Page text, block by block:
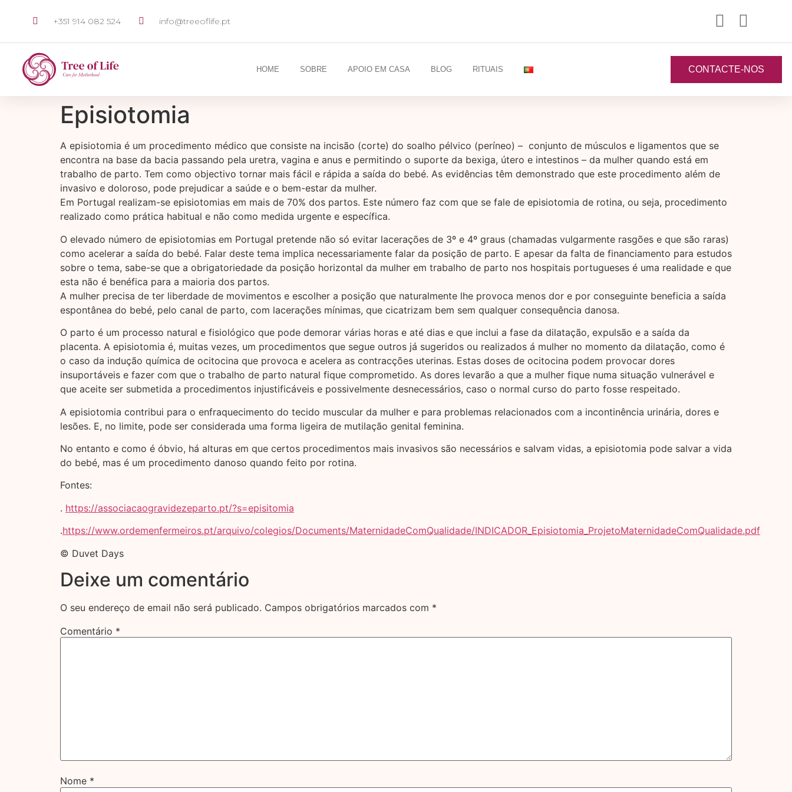
+351 914 082 524 info@treeoflife.pt
HOME SOBRE APOIO EM CASA BLOG RITUAIS CONTACTE-NOS
Episiotomia
A episiotomia é um procedimento médico que consiste na incisão (corte) do soalho pélvico (períneo) – conjunto de músculos e ligamentos que se
encontra na base da bacia passando pela uretra, vagina e anus e permitindo o suporte da bexiga, útero e intestinos – da mulher quando está em
trabalho de parto. Tem como objectivo tornar mais fácil e rápida a saída do bebé. As evidências têm demonstrado que este procedimento além de
invasivo e doloroso, pode prejudicar a saúde e o bem-estar da mulher.
Em Portugal realizam-se episiotomias em mais de 70% dos partos. Este número faz com que se fale de episiotomia de rotina, ou seja, procedimento
realizado como prática habitual e não como medida urgente e específica.
O elevado número de episiotomias em Portugal pretende não só evitar lacerações de 3º e 4º graus (chamadas vulgarmente rasgões e que são raras)
como acelerar a saída do bebé. Falar deste tema implica necessariamente falar da posição de parto. E apesar da falta de financiamento para estudos
sobre o tema, sabe-se que a obrigatoriedade da posição horizontal da mulher em trabalho de parto nos hospitais portugueses é uma realidade e que
esta não é benéfica para a maioria dos partos.
A mulher precisa de ter liberdade de movimentos e escolher a posição que naturalmente lhe provoca menos dor e por conseguinte beneficia a saída
espontânea do bebé, pelo canal de parto, com lacerações mínimas, que cicatrizam bem sem qualquer consequência danosa.
O parto é um processo natural e fisiológico que pode demorar várias horas e até dias e que inclui a fase da dilatação, expulsão e a saída da
placenta. A episiotomia é, muitas vezes, um procedimentos que segue outros já sugeridos ou realizados á mulher no momento da dilatação, como é
o caso da indução química de ocitocina que provoca e acelera as contracções uterinas. Estas doses de ocitocina podem provocar dores
insuportáveis e fazer com que o trabalho de parto natural fique comprometido. As dores levarão a que a mulher fique numa situação vulnerável e
que aceite ser submetida a procedimentos injustificáveis e possivelmente desnecessários, caso o normal curso do parto fosse respeitado.
A episiotomia contribui para o enfraquecimento do tecido muscular da mulher e para problemas relacionados com a incontinência urinária, dores e
lesões. E, no limite, pode ser considerada uma forma ligeira de mutilação genital feminina.
No entanto e como é óbvio, há alturas em que certos procedimentos mais invasivos são necessários e salvam vidas, a episiotomia pode salvar a vida
do bebé, mas é um procedimento danoso quando feito por rotina.
Fontes:
. https://associacaogravidezeparto.pt/?s=episitomia
.https://www.ordemenfermeiros.pt/arquivo/colegios/Documents/MaternidadeComQualidade/INDICADOR_Episiotomia_ProjetoMaternidadeComQualidade.pdf
© Duvet Days
Deixe um comentário
O seu endereço de email não será publicado. Campos obrigatórios marcados com *
Comentário *
Nome *